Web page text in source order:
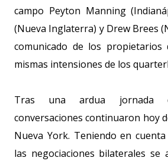
campo Peyton Manning
(Nueva Inglaterra) y Drew Brees
comunicado de los propietarios
mismas intensiones de los
Tras una ardua jornada
conversaciones continuaron hoy
Nueva York. Teniendo en
las negociaciones bilaterales se